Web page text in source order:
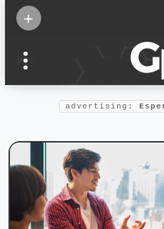
+
confianza
Foro salud
advertising: